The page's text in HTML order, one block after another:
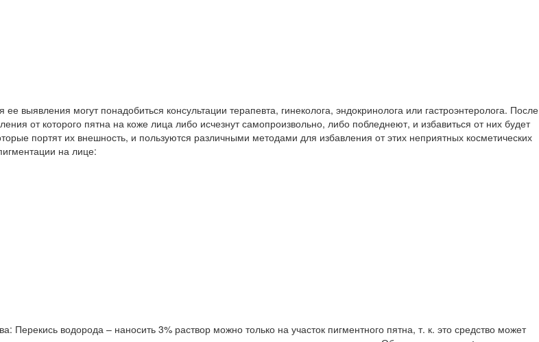
могут понадобиться консультации терапевта, гинеколога, эндокринолога или гастроэнтеролога. После
от которого пятна на коже лица либо исчезнут самопроизвольно, либо побледнеют, и избавиться от них будет
портят их внешность, и пользуются различными методами для избавления от этих неприятных косметических
на лице:
Перекись водорода – наносить 3% раствор можно только на участок пигментного пятна, т. к. это средство может